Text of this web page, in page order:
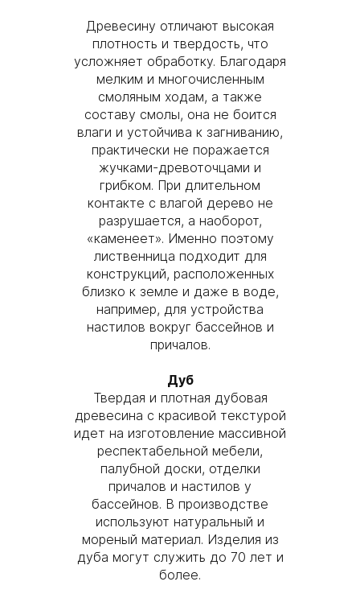
Древесину отличают высокая
плотность и твердость, что
усложняет обработку. Благодаря
мелким и многочисленным
смоляным ходам, а также
составу смолы, она не боится
влаги и устойчива к загниванию,
практически не поражается
жучками-древоточцами и
грибком. При длительном
контакте с влагой дерево не
разрушается, а наоборот,
«каменеет». Именно поэтому
лиственница подходит для
конструкций, расположенных
близко к земле и даже в воде,
например, для устройства
настилов вокруг бассейнов и
причалов.
Дуб
Твердая и плотная дубовая
древесина с красивой текстурой
идет на изготовление массивной
респектабельной мебели,
палубной доски, отделки
причалов и настилов у
бассейнов. В производстве
используют натуральный и
мореный материал. Изделия из
дуба могут служить до 70 лет и
более.